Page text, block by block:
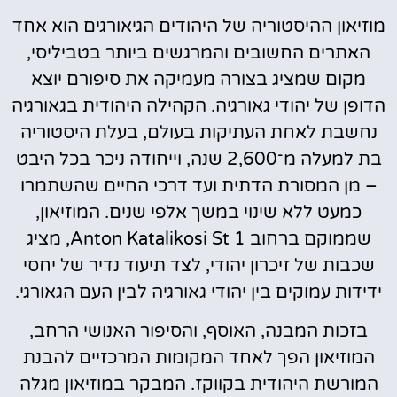
מוזיאון ההיסטוריה של היהודים הגיאורגים הוא אחד
האתרים החשובים והמרגשים ביותר בטביליסי,
מקום שמציג בצורה מעמיקה את סיפורם יוצא
הדופן של יהודי גאורגיה. הקהילה היהודית בגאורגיה
נחשבת לאחת העתיקות בעולם, בעלת היסטוריה
בת למעלה מ־2,600 שנה, וייחודה ניכר בכל היבט
– מן המסורת הדתית ועד דרכי החיים שהשתמרו
כמעט ללא שינוי במשך אלפי שנים. המוזיאון,
שממוקם ברחוב Anton Katalikosi St 1, מציג
שכבות של זיכרון יהודי, לצד תיעוד נדיר של יחסי
ידידות עמוקים בין יהודי גאורגיה לבין העם הגאורגי.
בזכות המבנה, האוסף, והסיפור האנושי הרחב,
המוזיאון הפך לאחד המקומות המרכזיים להבנת
המורשת היהודית בקווקז. המבקר במוזיאון מגלה